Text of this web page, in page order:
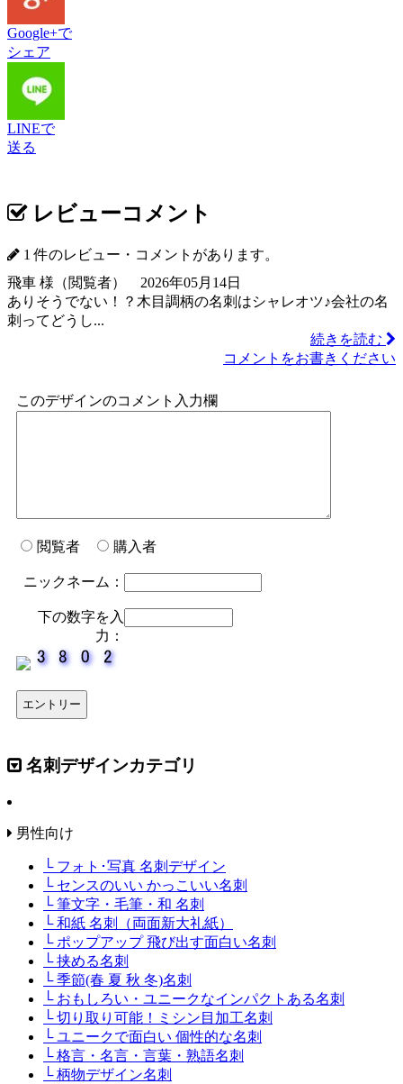
Google+で
シェア
LINEで
送る
レビューコメント
1 件のレビュー・コメントがあります。
飛車 様（閲覧者） 2026年05月14日
ありそうでない！？木目調柄の名刺はシャレオツ♪会社の名
刺ってどうし...
続きを読む
コメントをお書きください
このデザインのコメント入力欄
閲覧者 購入者
ニックネーム：
下の数字を入
力：
名刺デザインカテゴリ
男性向け
└ フォト･写真 名刺デザイン
└ センスのいい かっこいい名刺
└ 筆文字・毛筆・和 名刺
└ 和紙 名刺（両面新大礼紙）
└ ポップアップ 飛び出す面白い名刺
└ 挟める名刺
└ 季節(春 夏 秋 冬)名刺
└ おもしろい・ユニークなインパクトある名刺
└ 切り取り可能！ミシン目加工名刺
└ ユニークで面白い 個性的な名刺
└ 格言・名言・言葉・熟語名刺
└ 柄物デザイン名刺